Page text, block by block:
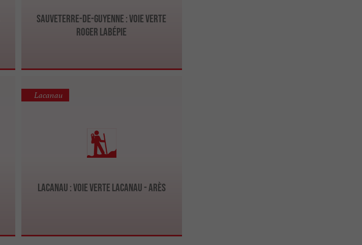
Sauveterre-de-Guyenne : Voie Verte
Roger Labépie
Lacanau : Voie Verte Lacanau - Arès
Lacanau